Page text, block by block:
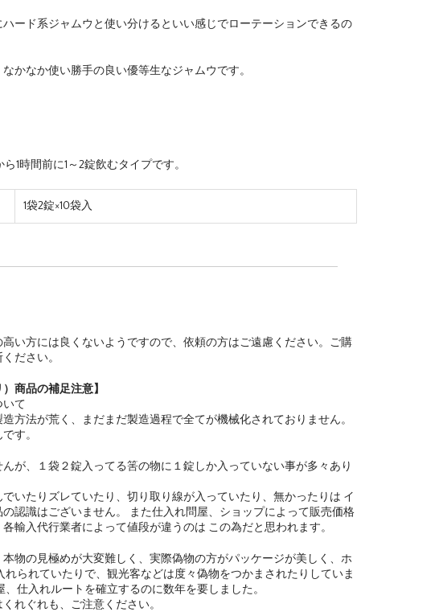
ード系ジャムウと使い分けるといい感じでローテーションできるの
かなか使い勝手の良い優等生なジャムウです。
1時間前に1～2錠飲むタイプです。
1袋2錠×10袋入
い方には良くないようですので、依頼の方はご遠慮ください。ご購
ださい。
商品の補足注意】
いて
方法が荒く、まだまだ製造過程で全てが機械化されておりません。
す。
が、１袋２錠入ってる筈の物に１錠しか入っていない事が多々あり
いたりズレていたり、切り取り線が入っていたり、無かったりは イ
認識はございません。 また仕入れ問屋、ショップによって販売価格
輸入代行業者によって値段が違うのは この為だと思われます。
物の見極めが大変難しく、実際偽物の方がパッケージが美しく、ホ
れられていたりで、観光客などは度々偽物をつかまされたりしていま
仕入れルートを確立するのに数年を要しました。
れぐれも、ご注意ください。